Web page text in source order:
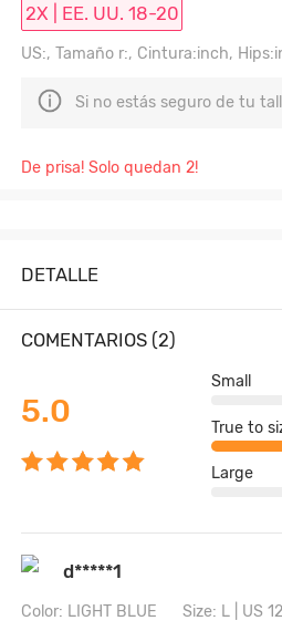
2X | EE. UU. 18-20
US:, Tamaño r:, Cintura:inch,
Si no estás seguro de tu
De prisa! Solo quedan 2!
DETALLE
COMENTARIOS (2)
5.0
Small
True to
Large
d*****1
Color: LIGHT BLUE Size: L | US 12